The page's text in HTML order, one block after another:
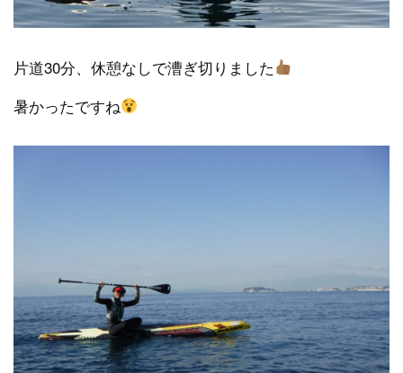
片道30分、休憩なしで漕ぎ切りました
暑かったですね